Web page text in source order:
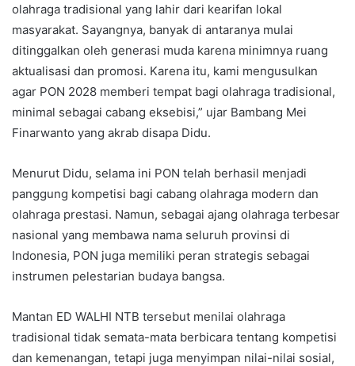
olahraga tradisional yang lahir dari kearifan lokal
masyarakat. Sayangnya, banyak di antaranya mulai
ditinggalkan oleh generasi muda karena minimnya ruang
aktualisasi dan promosi. Karena itu, kami mengusulkan
agar PON 2028 memberi tempat bagi olahraga tradisional,
minimal sebagai cabang eksebisi,” ujar Bambang Mei
Finarwanto yang akrab disapa Didu.
Menurut Didu, selama ini PON telah berhasil menjadi
panggung kompetisi bagi cabang olahraga modern dan
olahraga prestasi. Namun, sebagai ajang olahraga terbesar
nasional yang membawa nama seluruh provinsi di
Indonesia, PON juga memiliki peran strategis sebagai
instrumen pelestarian budaya bangsa.
Mantan ED WALHI NTB tersebut menilai olahraga
tradisional tidak semata-mata berbicara tentang kompetisi
dan kemenangan, tetapi juga menyimpan nilai-nilai sosial,